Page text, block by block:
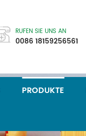
RUFEN SIE UNS AN
0086 18159256561
PRODUKTE